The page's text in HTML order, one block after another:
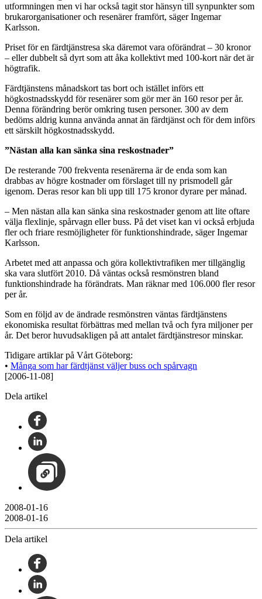
utformningen men vi har också tagit stor hänsyn till synpunkter som
brukarorganisationer och resenärer framfört, säger Ingemar
Karlsson.
Priset för en färdtjänstresa ska däremot vara oförändrat – 30 kronor
– eller dubbelt så dyrt som att åka kollektivt med 100-kort när det är
högtrafik.
Färdtjänstens månadskort tas bort och istället införs ett
högkostnadsskydd för resenärer som gör mer än 160 resor per år.
Denna förändring berör omkring tusen personer. 300 av dem
bedöms aldrig kunna använda annat än färdtjänst och för dem införs
ett särskilt högkostnadsskydd.
”Nästan alla kan sänka sina reskostnader”
De resterande 700 frekventa resenärerna är de enda som kan
drabbas av högre kostnader om förslaget till ny prismodell går
igenom. Deras resor kan bli upp till 175 kronor dyrare per månad.
– Men nästan alla kan sänka sina reskostnader genom att lite oftare
välja flexlinje, spårvagn eller buss. På det viset kan vi också erbjuda
fler och friare resmöjligheter för funktionshindrade, säger Ingemar
Karlsson.
Arbetet med att anpassa och göra kollektivtrafiken mer tillgänglig
ska vara slutfört 2010. Då väntas också resmönstren bland
funktionshindrade ha förändrats. Man räknar med 106.000 fler resor
per år.
Som en följd av de ändrade resmönstren väntas färdtjänstens
ekonomiska resultat förbättras med mellan två och fyra miljoner per
år. Det beror huvudsakligen på att antalet färdtjänstresor minskar.
Tidigare artiklar på Vårt Göteborg:
• Många som har färdtjänst väljer buss och spårvagn
[2006-11-08]
Dela artikel
2008-01-16
2008-01-16
Dela artikel